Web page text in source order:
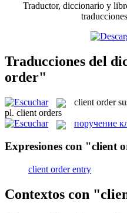
Traductor, diccionario y
Traducciones del
order"
client order
pl. client orders
поручение
Expresiones con "client
client order entry
Contextos con